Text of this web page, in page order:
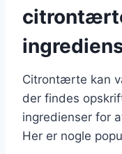
Citrontærte kan
der findes
ingredienser for
Her er nogle